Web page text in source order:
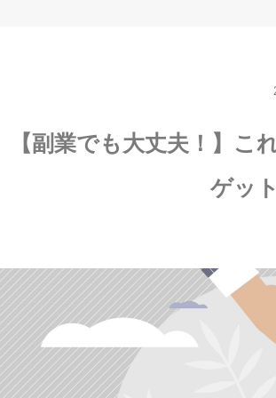
【副業でも大丈夫！】こ
ゲッ